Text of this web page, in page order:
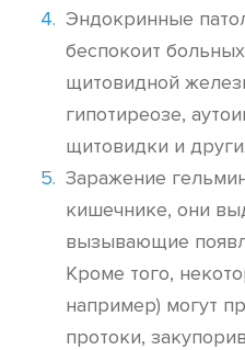
Эндокринные
беспокоит
щитовидной
гипотиреозе,
щитовидки и
Заражение
кишечнике, они
вызывающие
Кроме того,
например) могут
протоки,